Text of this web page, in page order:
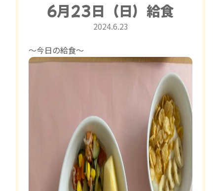
6月23日（日）給食
2024.6.23
〜今日の給食〜